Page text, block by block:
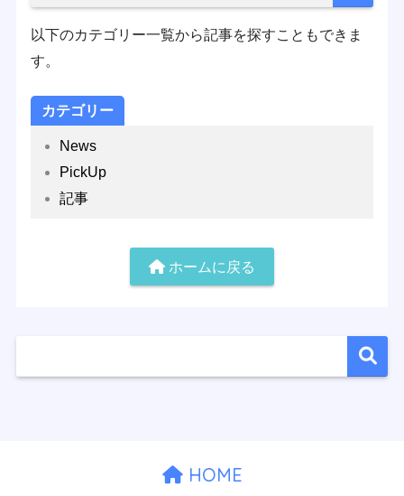
以下のカテゴリー一覧から記事を探すこともできま
す。
カテゴリー
News
PickUp
記事
ホームに戻る
HOME